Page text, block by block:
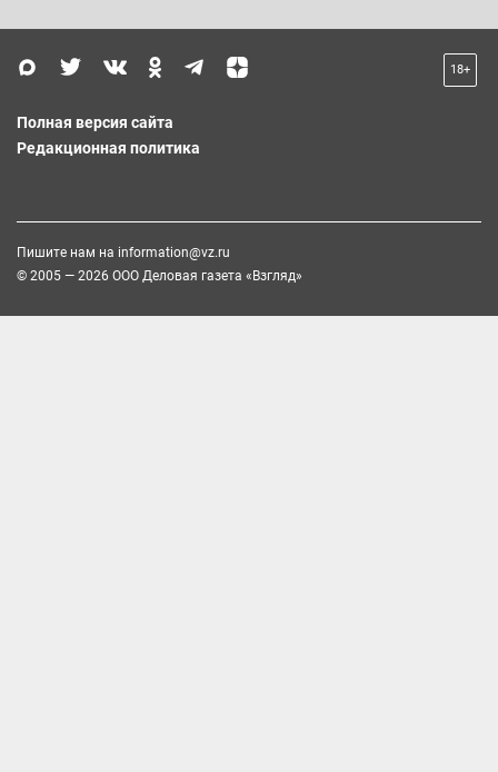
18+
Полная версия сайта
Редакционная политика
Пишите нам на information@vz.ru
© 2005 — 2026 ООО Деловая газета «Взгляд»